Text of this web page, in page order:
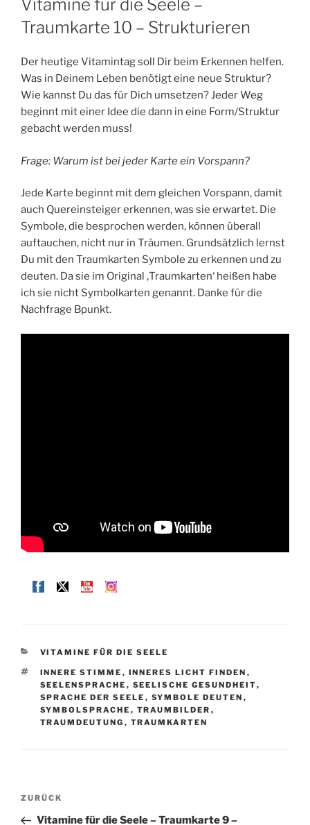
Vitamine für die Seele –
Traumkarte 10 – Strukturieren
Der heutige Vitamintag soll Dir beim Erkennen helfen.
Was in Deinem Leben benötigt eine neue Struktur?
Wie kannst Du das für Dich umsetzen? Jeder Weg
beginnt mit einer Idee die dann in eine Form/Struktur
gebacht werden muss!
Frage: Warum ist bei jeder Karte ein Vorspann?
Jede Karte beginnt mit dem gleichen Vorspann, damit
auch Quereinsteiger erkennen, was sie erwartet. Die
Symbole, die besprochen werden, können überall
auftauchen, nicht nur in Träumen. Grundsätzlich lernst
Du mit den Traumkarten Symbole zu erkennen und zu
deuten. Da sie im Original ‚Traumkarten‘ heißen habe
ich sie nicht Symbolkarten genannt. Danke für die
Nachfrage Bpunkt.
KATEGORIEN
VITAMINE FÜR DIE SEELE
SCHLAGWÖRTER
INNERE STIMME , INNERES LICHT FINDEN ,
SEELENSPRACHE , SEELISCHE GESUNDHEIT,
SPRACHE DER SEELE , SYMBOLE DEUTEN ,
SYMBOLSPRACHE , TRAUMBILDER ,
TRAUMDEUTUNG , TRAUMKARTEN
Beitragsnavigation
Vorheriger
Beitrag
ZURÜCK
Vitamine für die Seele – Traumkarte 9 –